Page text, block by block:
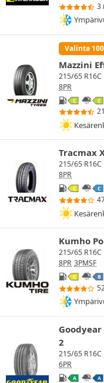
3
Valinta
Mazzini
215/65
8PR
C C
Tracmax
215/65
8PR
C C
Kumho
215/65
8PR 3PMSF
C B
2
215/65
6PR
A A